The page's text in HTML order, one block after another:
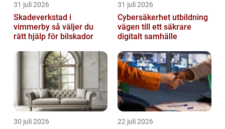
31 juli 2026
Skadeverkstad i
vimmerby så väljer du
rätt hjälp för bilskador
31 juli 2026
Cybersäkerhet utbildning
vägen till ett säkrare
digitalt samhälle
30 juli 2026 22 juli 2026